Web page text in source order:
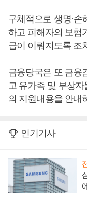
구체적으로 생명·
하고 피해자의 보험
급이 이뤄지도록 조
금융당국은 또 금융
고 유가족 및 부상
의 지원내용을 안내
인기기사